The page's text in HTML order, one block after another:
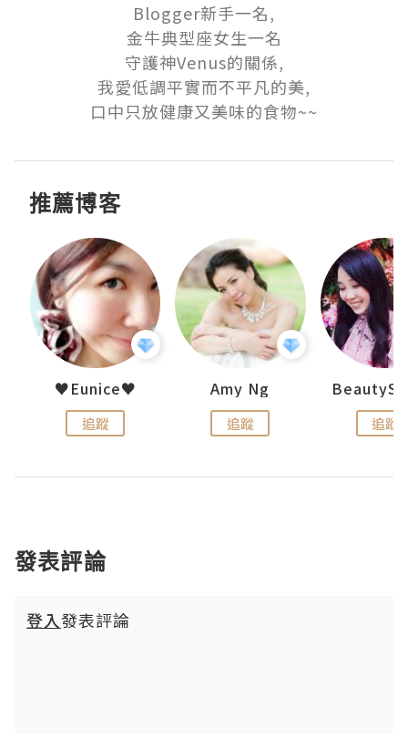
Blogger新手一名,
金牛典型座女生一名
守護神Venus的關係,
我愛低調平實而不平凡的美,
口中只放健康又美味的食物~~
推薦博客
♥Eunice♥
追蹤
Amy Ng
追蹤 追蹤
發表評論
登入發表評論